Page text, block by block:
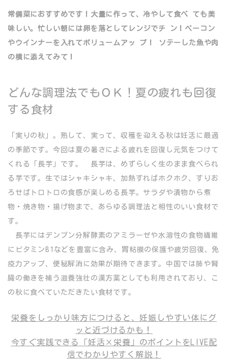
常備菜におすすめです！大量に作って、冷やして食べ ても美
味しい。忙しい朝には卵を落としてレンジでチ ン！ベーコン
やウインナーを入れてボリュームアッ プ！ ソテーした魚や肉
の横に添えてみて！
どんな調理法でもＯＫ！夏の疲れも回復
する食材
「実りの秋」。熟して、実って、収穫を迎える秋は妊活に最適
の季節です。今回は夏の暑さによる疲れを回復し元気をつけて
くれる「長芋」です。 長芋は、めずらしく生のまま食べられ
る芋です。生ではシャキシャキ、加熱すればホクホク、すりお
ろせばトロトロの食感が楽しめる長芋。サラダや漬物から煮
物・焼き物・揚げ物まで、あらゆる調理法と相性のいい食材で
す。
長芋にはデンプン分解酵素のアミラーゼや水溶性の食物繊維
にビタミンB1などを豊富に含み、胃粘膜の保護や疲労回復、免
疫力アップ、便秘解消に効果が期待できます。中国では肺や腎
臓の働きを補う滋養強壮の漢方薬としても利用されており、こ
の秋に食べていただきたい食材です。
栄養をしっかり味方につけると、妊娠しやすい体にグ
ッと近づけるかも！
今すぐ実践できる「妊活×栄養」のポイントをLIVE配
信でわかりやすく解説！